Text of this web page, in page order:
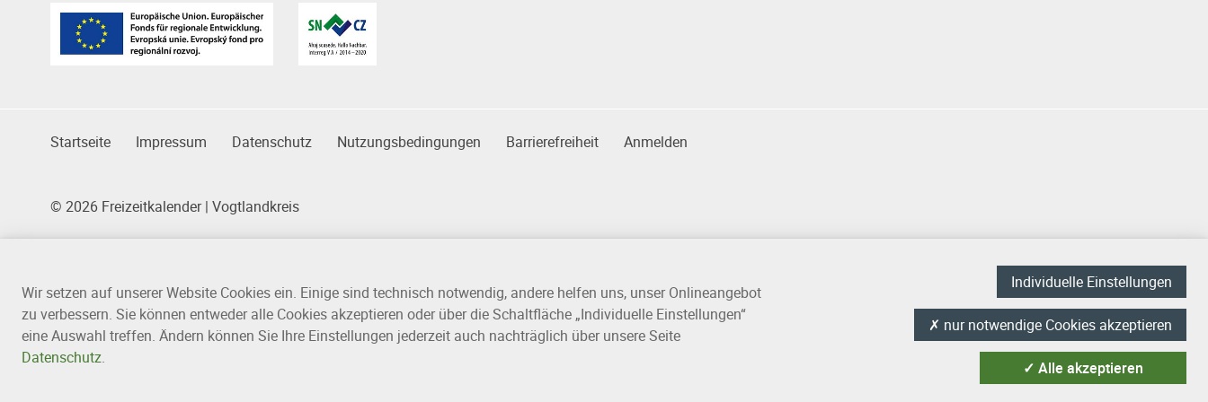
Partner
Das Kleingedruckte
Startseite Impressum Datenschutz Nutzungsbedingungen Barrierefreiheit Anmelden
© 2026 Freizeitkalender | Vogtlandkreis
Wir setzen auf unserer Website Cookies ein. Einige sind technisch notwendig, andere helfen uns, unser Onlineangebot
zu verbessern. Sie können entweder alle Cookies akzeptieren oder über die Schaltfläche „Individuelle Einstellungen“
eine Auswahl treffen. Ändern können Sie Ihre Einstellungen jederzeit auch nachträglich über unsere Seite
Datenschutz.
✓ Alle akzeptieren
Individuelle Einstellungen
✗ nur notwendige Cookies akzeptieren